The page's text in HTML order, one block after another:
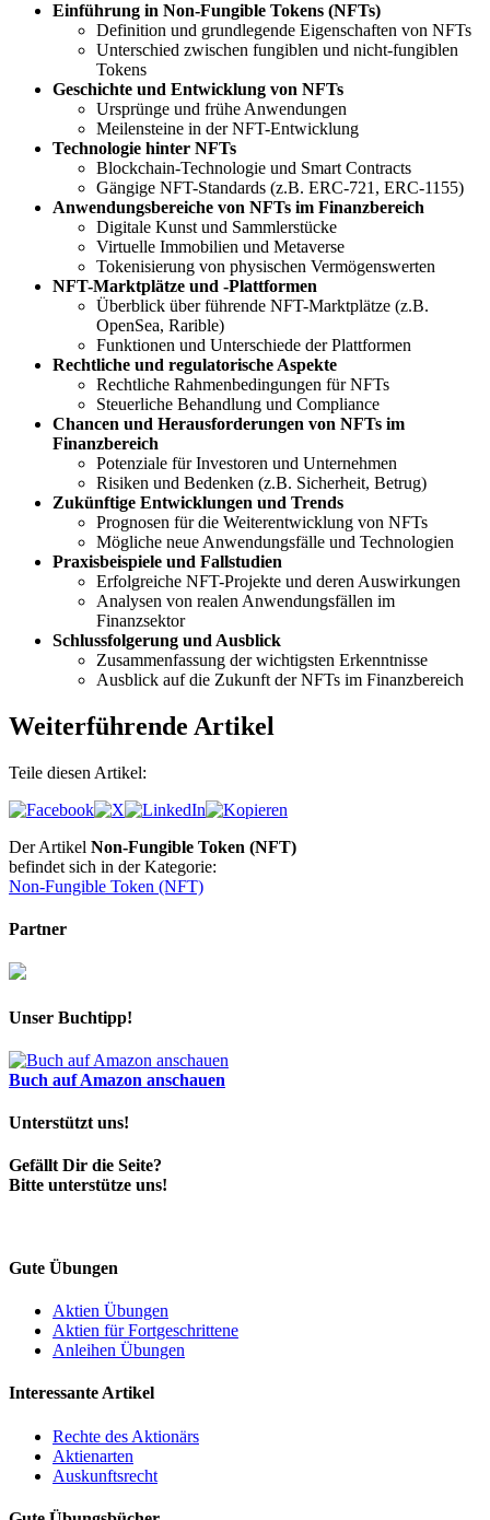
Einführung in Non-Fungible Tokens (NFTs)
Definition und grundlegende Eigenschaften von NFTs
Unterschied zwischen fungiblen und nicht-fungiblen
Tokens
Geschichte und Entwicklung von NFTs
Ursprünge und frühe Anwendungen
Meilensteine in der NFT-Entwicklung
Technologie hinter NFTs
Blockchain-Technologie und Smart Contracts
Gängige NFT-Standards (z.B. ERC-721, ERC-1155)
Anwendungsbereiche von NFTs im Finanzbereich
Digitale Kunst und Sammlerstücke
Virtuelle Immobilien und Metaverse
Tokenisierung von physischen Vermögenswerten
NFT-Marktplätze und -Plattformen
Überblick über führende NFT-Marktplätze (z.B.
OpenSea, Rarible)
Funktionen und Unterschiede der Plattformen
Rechtliche und regulatorische Aspekte
Rechtliche Rahmenbedingungen für NFTs
Steuerliche Behandlung und Compliance
Chancen und Herausforderungen von NFTs im
Finanzbereich
Potenziale für Investoren und Unternehmen
Risiken und Bedenken (z.B. Sicherheit, Betrug)
Zukünftige Entwicklungen und Trends
Prognosen für die Weiterentwicklung von NFTs
Mögliche neue Anwendungsfälle und Technologien
Praxisbeispiele und Fallstudien
Erfolgreiche NFT-Projekte und deren Auswirkungen
Analysen von realen Anwendungsfällen im
Finanzsektor
Schlussfolgerung und Ausblick
Zusammenfassung der wichtigsten Erkenntnisse
Ausblick auf die Zukunft der NFTs im Finanzbereich
Weiterführende Artikel
Teile diesen Artikel:
Der Artikel Non-Fungible Token (NFT)
befindet sich in der Kategorie:
Non-Fungible Token (NFT)
Partner
Unser Buchtipp!
Buch auf Amazon anschauen
Unterstützt uns!
Gefällt Dir die Seite?
Bitte unterstütze uns!
Gute Übungen
Aktien Übungen
Aktien für Fortgeschrittene
Anleihen Übungen
Interessante Artikel
Rechte des Aktionärs
Aktienarten
Auskunftsrecht